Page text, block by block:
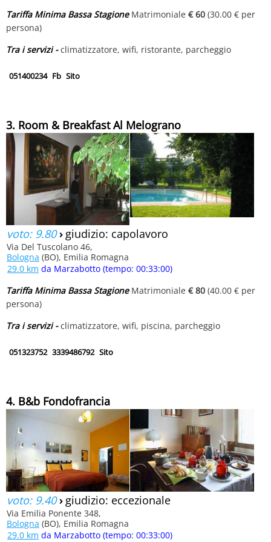
Tariffa Minima Bassa StagioneMatrimoniale € 60 (30.00 € per
persona)
Tra i servizi -climatizzatore, wifi, ristorante, parcheggio
051400234 Fb Sito
3. Room & Breakfast Al Melograno
voto: 9.80› giudizio: capolavoro
Via Del Tuscolano 46,
Bologna (BO), Emilia Romagna
29.0 km da Marzabotto (tempo: 00:33:00)
Tariffa Minima Bassa StagioneMatrimoniale € 80 (40.00 € per
persona)
Tra i servizi -climatizzatore, wifi, piscina, parcheggio
051323752 3339486792 Sito
4. B&b Fondofrancia
voto: 9.40› giudizio: eccezionale
Via Emilia Ponente 348,
Bologna (BO), Emilia Romagna
29.0 km da Marzabotto (tempo: 00:33:00)